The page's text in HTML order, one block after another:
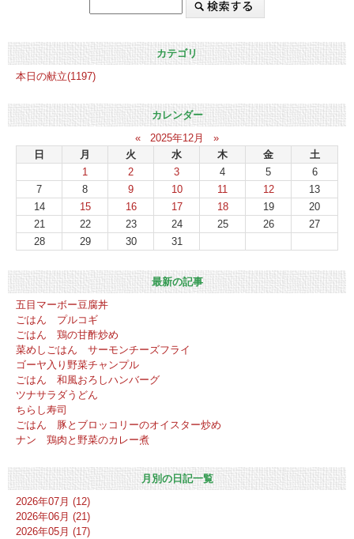
カテゴリ
本日の献立(1197)
カレンダー
«
2025年12月
»
日
月 火 水 木 金
土
1
2 3 4 5
6
7
8 9 10 11 12
13
14
15 16 17 18 19
20
21
22 23 24 25 26
27
28
29 30 31
最新の記事
五目マーボー豆腐丼
ごはん プルコギ
ごはん 鶏の甘酢炒め
菜めしごはん サーモンチーズフライ
ゴーヤ入り野菜チャンプル
ごはん 和風おろしハンバーグ
ツナサラダうどん
ちらし寿司
ごはん 豚とブロッコリーのオイスター炒め
ナン 鶏肉と野菜のカレー煮
月別の日記一覧
2026年07月 (12)
2026年06月 (21)
2026年05月 (17)